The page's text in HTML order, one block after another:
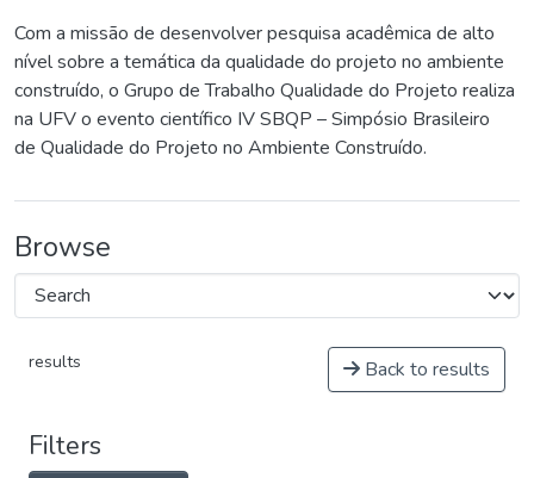
Com a missão de desenvolver pesquisa acadêmica de alto
nível sobre a temática da qualidade do projeto no ambiente
construído, o Grupo de Trabalho Qualidade do Projeto realiza
na UFV o evento científico IV SBQP – Simpósio Brasileiro
de Qualidade do Projeto no Ambiente Construído.
Browse
results Back to results
Filters